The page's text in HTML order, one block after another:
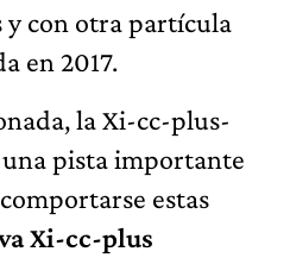
y con otra partícula
en 2017.
la Xi-cc-plus-
pista importante
estas
Xi-cc-plus